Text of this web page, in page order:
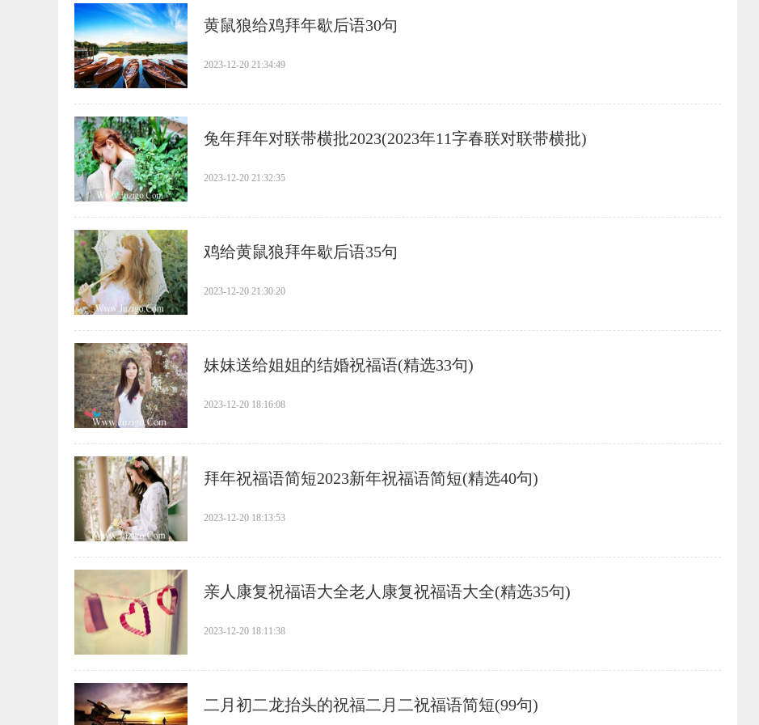
​黄鼠狼给鸡拜年歇后语30句
2023-12-20 21:34:49
​兔年拜年对联带横批2023(2023年11字春联对联带横批)
2023-12-20 21:32:35
​鸡给黄鼠狼拜年歇后语35句
2023-12-20 21:30:20
​妹妹送给姐姐的结婚祝福语(精选33句)
2023-12-20 18:16:08
​拜年祝福语简短2023新年祝福语简短(精选40句)
2023-12-20 18:13:53
​亲人康复祝福语大全老人康复祝福语大全(精选35句)
2023-12-20 18:11:38
​二月初二龙抬头的祝福二月二祝福语简短(99句)